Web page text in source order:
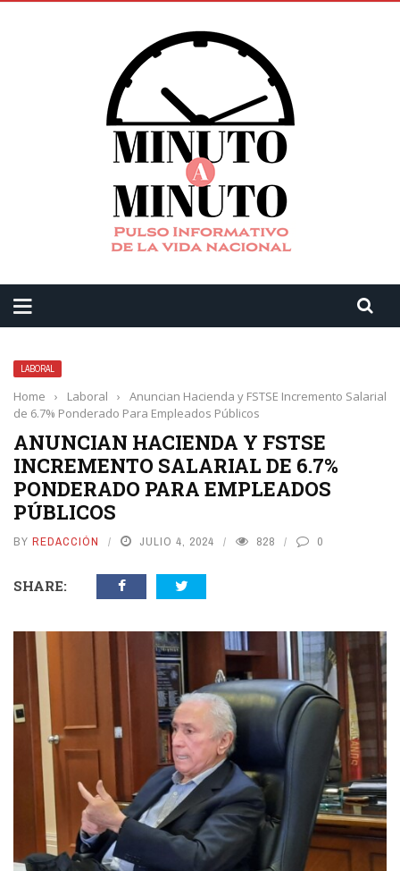
LABORAL
Home › Laboral ›
Anuncian Hacienda y FSTSE Incremento Salarial
de 6.7% Ponderado Para Empleados Públicos
ANUNCIAN HACIENDA Y FSTSE
INCREMENTO SALARIAL DE 6.7%
PONDERADO PARA EMPLEADOS
PÚBLICOS
BY REDACCIÓN JULIO 4, 2024 828 0
SHARE: